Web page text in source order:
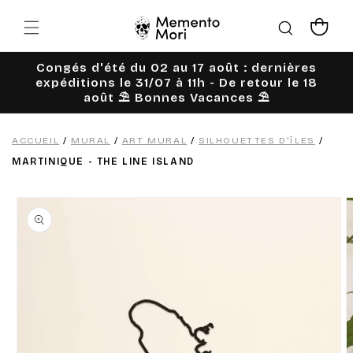
passer au
contenu
Panier
Congés d'été du 02 au 17 août : dernières
expéditions le 31/07 à 11h - De retour le 18
août ⛱️ Bonnes Vacances ⛱️
ACCUEIL / MURAL / ART MURAL / SILHOUETTES D'ÎLES /
MARTINIQUE - THE LINE ISLAND
Passer aux
informations
produits